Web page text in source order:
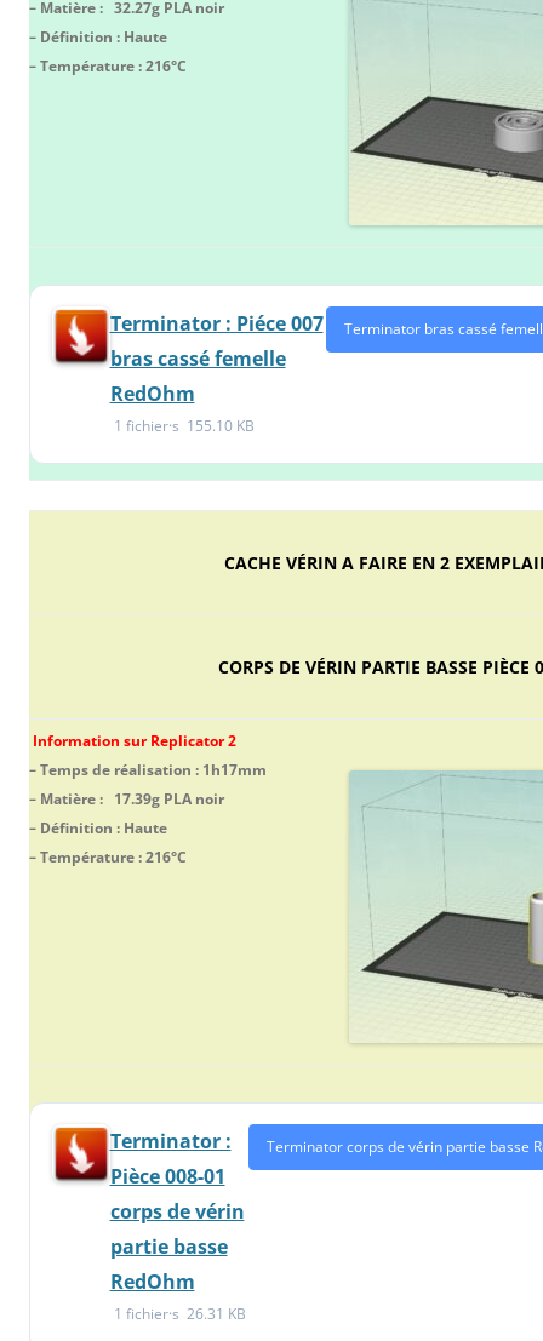
– Matière : 32.27g PLA noir
– Définition : Haute
– Température : 216°C
Terminator : Piéce 007
bras cassé femelle
RedOhm
1 fichier·s 155.10 KB
Terminator bras cassé
CACHE VÉRIN A FAIRE EN 2
CORPS DE VÉRIN PARTIE BASSE PIÈCE
Information sur Replicator 2
– Temps de réalisation : 1h17mm
– Matière : 17.39g PLA noir
– Définition : Haute
– Température : 216°C
Terminator :
Pièce 008-01
corps de vérin
partie basse
RedOhm
1 fichier·s 26.31 KB
Terminator corps de vérin partie basse